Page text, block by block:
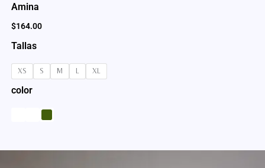
Amina
$164.00
Tallas
XS S M L XL
color